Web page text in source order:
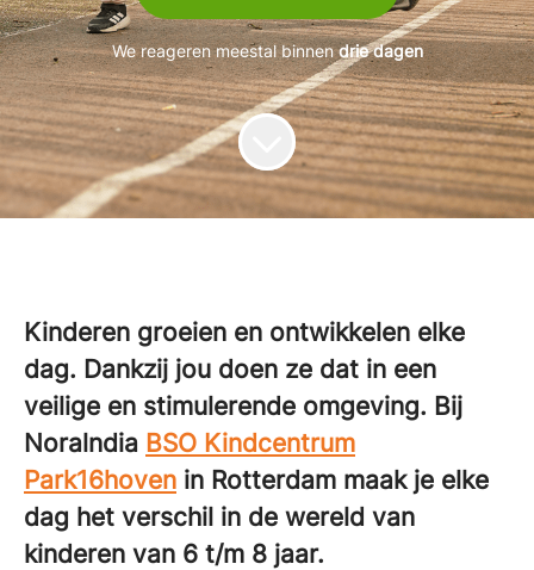
We reageren meestal binnendrie dagen
Kinderen groeien en ontwikkelen elke
dag. Dankzij jou doen ze dat in een
veilige en stimulerende omgeving. Bij
Noralndia BSO Kindcentrum
Park16hoven in Rotterdam maak je elke
dag het verschil in de wereld van
kinderen van 6 t/m 8 jaar.